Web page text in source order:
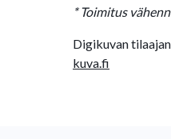
* Toimitus
Digikuvan
kuva.fi